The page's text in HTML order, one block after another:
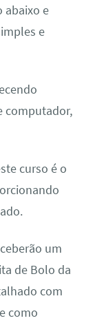
abaixo e
e
computador,
curso é o
um
de Bolo da
com
como